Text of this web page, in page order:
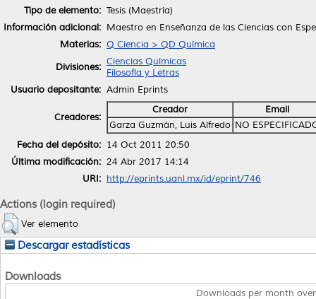
Tipo de elemento: Tesis (Maestría)
Información adicional: Maestro en Enseñanza de las Ciencias con
Materias: Q Ciencia > QD Química
Divisiones: Ciencias Químicas
Filosofía y Letras
Usuario depositante: Admin Eprints
Creadores:
Creador
Email
Garza Guzmán, Luis Alfredo NO
Fecha del depósito: 14 Oct 2011 20:50
Última modificación: 24 Abr 2017 14:14
URI: http://eprints.uanl.mx/id/eprint/746
Actions (login required)
Ver elemento
Descargar estadísticas
Downloads
Downloads per month